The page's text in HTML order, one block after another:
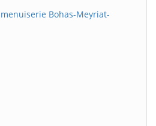
Bohas-Meyriat-